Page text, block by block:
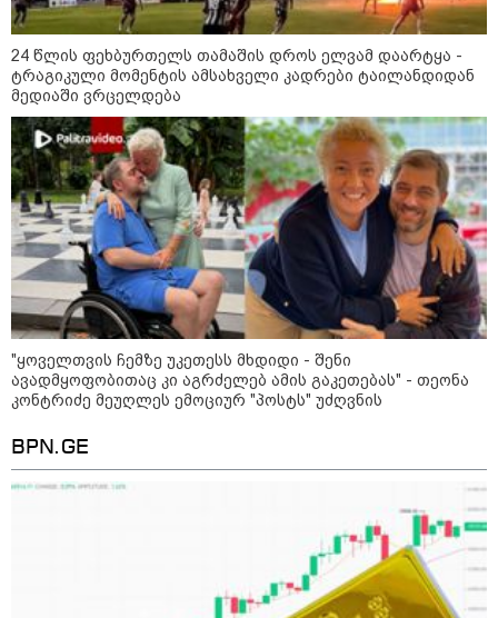
12:34 / 08-08-2026
რას აცხადებს ირაკლი კობახიძე
ელექტროენერგიის რამდენჯერმე
გათიშვასთან დაკავშირებით?
"სიმბოლურია, რომ კობახიძის
მოღალატეობრივი განცხადება
თავისუფლებისთვის შეწირული
გმირების მემორიალზე
გაკეთდა" - "ნაციონალური
მოძრაობა"
19:03 / 08-08-2026
24 წლის ფეხბურთელს თამაშის დროს ელვამ დაარტყა -
ტრაგიკული მომენტის ამსახველი კადრები ტაილანდიდან
მედიაში ვრცელდება
"ყოველთვის ჩემზე უკეთესს მხდიდი - შენი
ავადმყოფობითაც კი აგრძელებ ამის გაკეთებას" - თეონა
კონტრიძე მეუღლეს ემოციურ "პოსტს" უძღვნის
BPN.GE